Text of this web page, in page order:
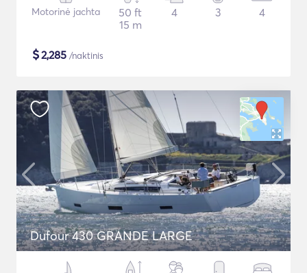
Motorinė jachta
50 ft
15 m
4 3 4
$2,285 /naktinis
Dufour 430 GRANDE LARGE